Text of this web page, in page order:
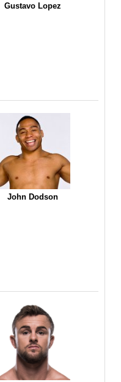
Gustavo Lopez
John Dodson